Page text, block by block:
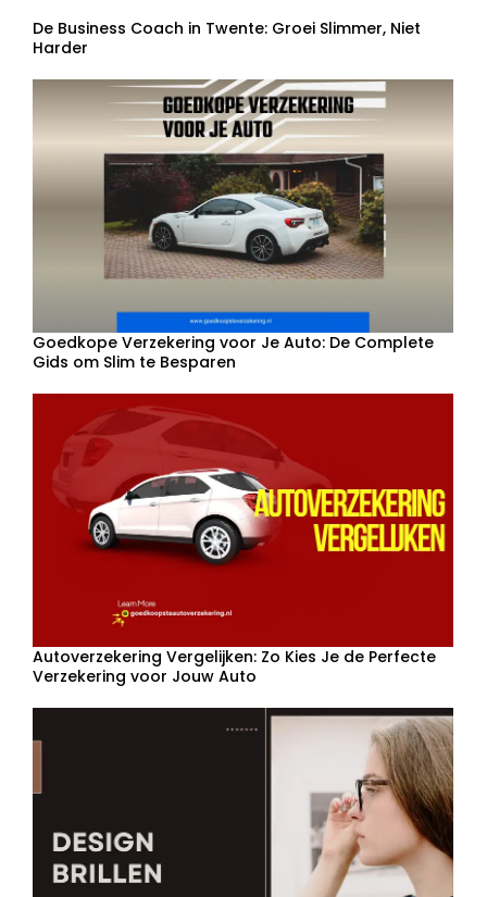
De Business Coach in Twente: Groei Slimmer, Niet
Harder
Goedkope Verzekering voor Je Auto: De Complete
Gids om Slim te Besparen
Autoverzekering Vergelijken: Zo Kies Je de Perfecte
Verzekering voor Jouw Auto